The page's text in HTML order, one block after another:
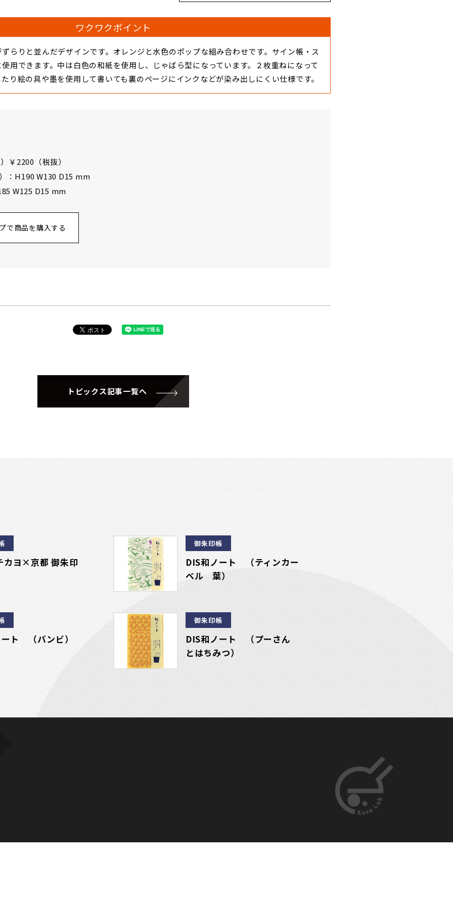
ワクワクポイント
らりと並んだデザインです。オレンジと水色のポップな組み合わせです。サイン帳・ス
用できます。中は白色の和紙を使用し、じゃばら型になっています。２枚重ねになって
り絵の具や墨を使用して書いても裏のページにインクなどが染み出しにくい仕様です。
￥2200（税抜）
：H190 W130 D15 mm
W125 D15 mm
で商品を購入する
トピックス記事一覧へ
カヨ×京都 御朱印
御朱印帳
DIS和ノート （ティンカー
ベル 葉）
ト （バンビ）
御朱印帳
DIS和ノート （プーさん
とはちみつ）